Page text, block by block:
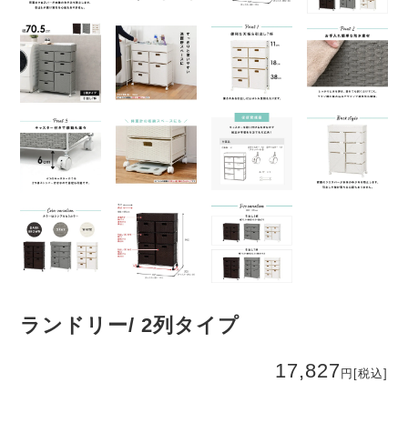
ランドリー/ 2列タイプ
17,827 円 [税込]